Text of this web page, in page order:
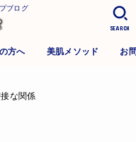
ブログ
方へ 美肌メソッド お
SEARCH
な関係